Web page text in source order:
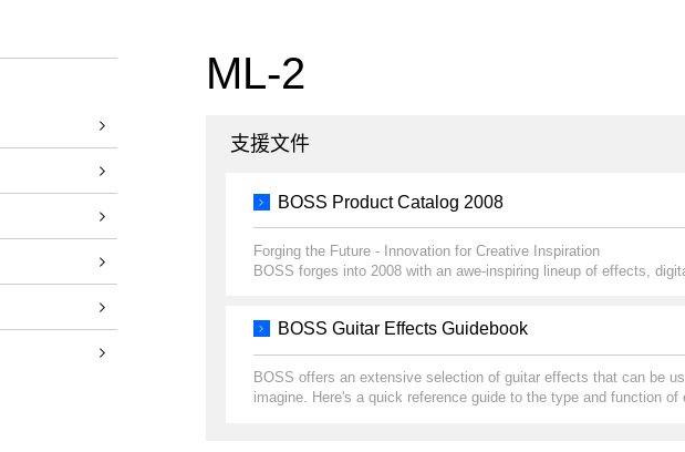
ML-2
支援文件
BOSS Product Catalog 2008
Forging the Future - Innovation for Creative Inspiration
BOSS forges into 2008 with an awe-inspiring lineup of effects,
BOSS Guitar Effects Guidebook
BOSS offers an extensive selection of guitar effects that can be
imagine. Here's a quick reference guide to the type and function of